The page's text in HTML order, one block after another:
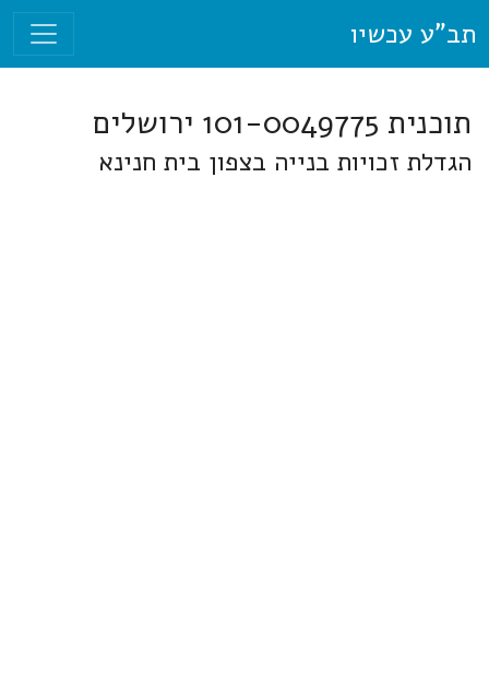
תב"ע עכשיו
תוכנית 101-0049775 ירושלים
הגדלת זכויות בנייה בצפון בית חנינא